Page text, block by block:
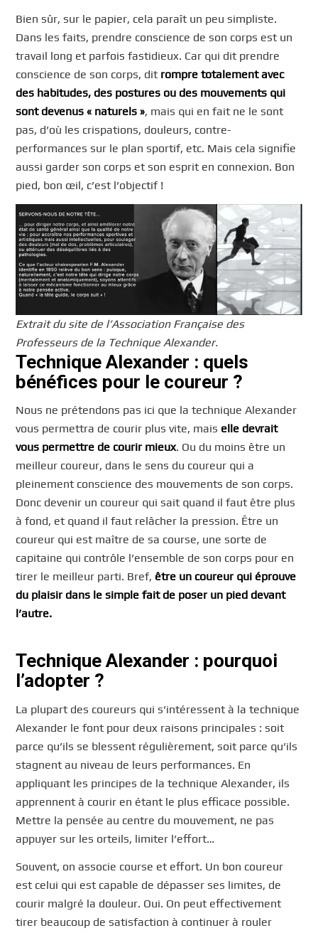
Bien sûr, sur le papier, cela paraît un peu simpliste.
Dans les faits, prendre conscience de son corps est un
travail long et parfois fastidieux. Car qui dit prendre
conscience de son corps, dit rompre totalement avec
des habitudes, des postures ou des mouvements qui
sont devenus « naturels », mais qui en fait ne le sont
pas, d’où les crispations, douleurs, contre-
performances sur le plan sportif, etc. Mais cela signifie
aussi garder son corps et son esprit en connexion. Bon
pied, bon œil, c’est l’objectif !
Extrait du site de l’Association Française des
Professeurs de la Technique Alexander.
Technique Alexander : quels
bénéfices pour le coureur ?
Nous ne prétendons pas ici que la technique Alexander
vous permettra de courir plus vite, mais elle devrait
vous permettre de courir mieux. Ou du moins être un
meilleur coureur, dans le sens du coureur qui a
pleinement conscience des mouvements de son corps.
Donc devenir un coureur qui sait quand il faut être plus
à fond, et quand il faut relâcher la pression. Être un
coureur qui est maître de sa course, une sorte de
capitaine qui contrôle l’ensemble de son corps pour en
tirer le meilleur parti. Bref, être un coureur qui éprouve
du plaisir dans le simple fait de poser un pied devant
l’autre.
Technique Alexander : pourquoi
l’adopter ?
La plupart des coureurs qui s’intéressent à la technique
Alexander le font pour deux raisons principales : soit
parce qu’ils se blessent régulièrement, soit parce qu’ils
stagnent au niveau de leurs performances. En
appliquant les principes de la technique Alexander, ils
apprennent à courir en étant le plus efficace possible.
Mettre la pensée au centre du mouvement, ne pas
appuyer sur les orteils, limiter l’effort…
Souvent, on associe course et effort. Un bon coureur
est celui qui est capable de dépasser ses limites, de
courir malgré la douleur. Oui. On peut effectivement
tirer beaucoup de satisfaction à continuer à rouler